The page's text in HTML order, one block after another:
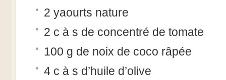
2 yaourts nature
2 c à s de concentré de tomate
100 g de noix de coco râpée
4 c à s d’huile d’olive